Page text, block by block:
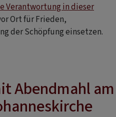
Verantwortung in dieser
Ort für Frieden,
der Schöpfung einsetzen.
Abendmahl